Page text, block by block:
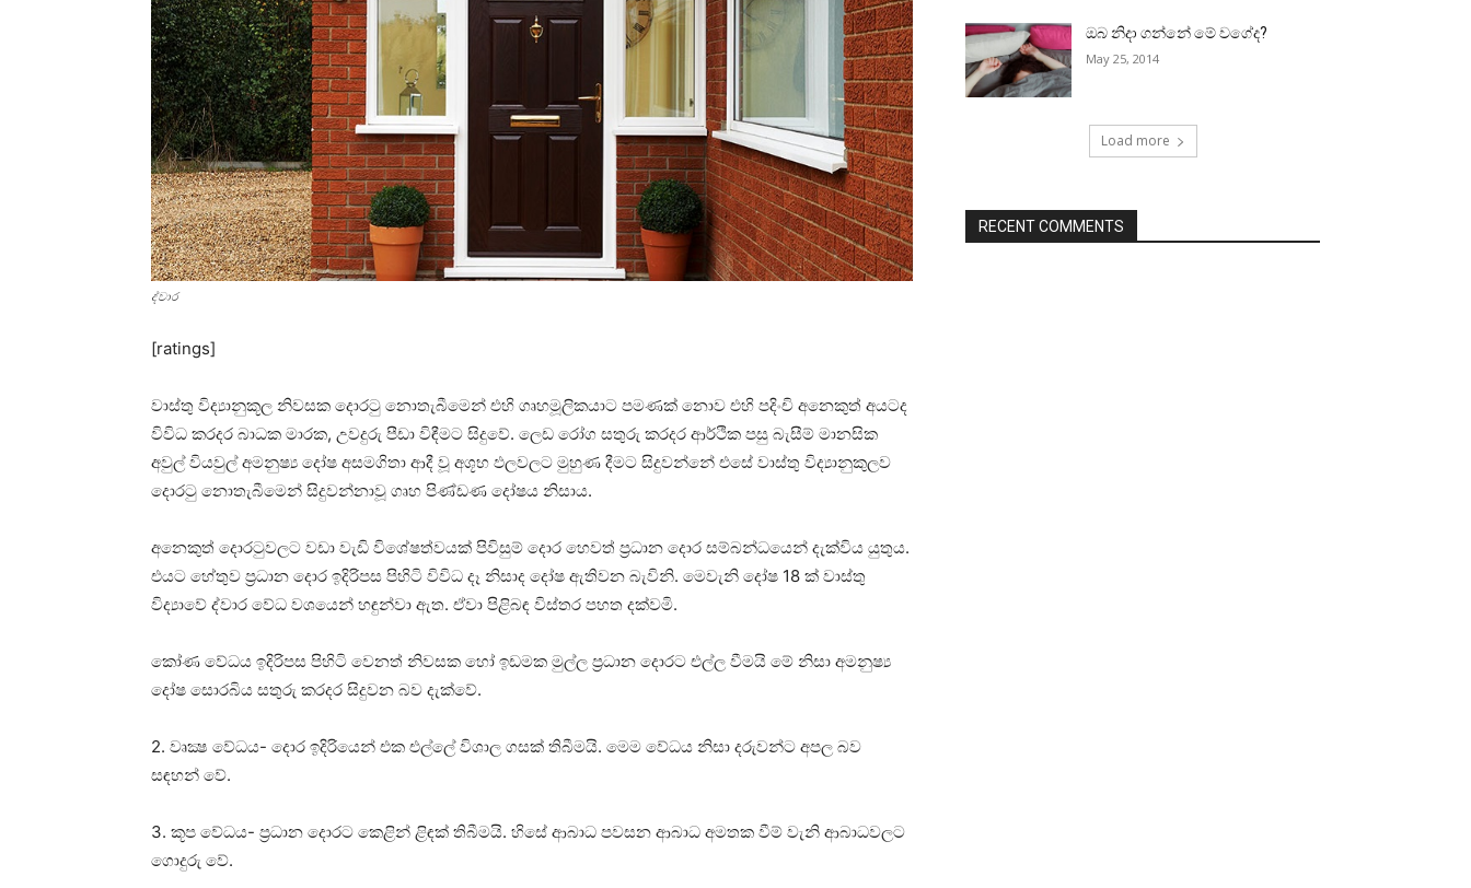
ද්වාර
[ratings]
වාස්‌තු විද්‍යානුකූල නිවසක දොරටු නොතැබීමෙන් එහි ගෘහමූලිකයාට පමණක්‌ නොව එහි පදිංචි අනෙකුත් අයටද
විවිධ කරදර බාධක මාරක, උවදුරු පීඩා විඳීමට සිදුවේ. ලෙඩ රෝග සතුරු කරදර ආර්ථික පසු බැසීම් මානසික
අවුල් වියවුල් අමනුෂ්‍ය දෝෂ අසමගිතා ආදී වූ අශූභ ඵලවලට මුහුණ දීමට සිදුවන්නේ එසේ වාස්‌තු විද්‍යානුකුලව
දොරටු නොතැබීමෙන් සිදුවන්නාවූ ගෘහ පිණ්‌ඩණ දෝෂය නිසාය.
අනෙකුත් දොරටුවලට වඩා වැඩි විශේෂත්වයක්‌ පිවිසුම් දොර හෙවත් ප්‍රධාන දොර සම්බන්ධයෙන් දැක්‌විය යුතුය.
එයට හේතුව ප්‍රධාන දොර ඉදිරිපස පිහිටි විවිධ දෑ නිසාද දෝෂ ඇතිවන බැවිනි. මෙවැනි දෝෂ 18 ක්‌ වාස්‌තු
විද්‍යාවේ ද්වාර වේධ වශයෙන් හඳුන්වා ඇත. ඒවා පිළිබඳ විස්‌තර පහත දක්‌වමි.
කෝණ වේධය ඉදිරිපස පිහිටි වෙනත් නිවසක හෝ ඉඩමක මුල්ල ප්‍රධාන දොරට එල්ල වීමයි මේ නිසා අමනුෂ්‍ය
දෝෂ සොරබිය සතුරු කරදර සිදුවන බව දැක්‌වේ.
2. වෘක්‍ෂ වේධය- දොර ඉදිරියෙන් එක එල්ලේ විශාල ගසක්‌ තිබීමයි. මෙම වේධය නිසා දරුවන්ට අපල බව
සඳහන් වේ.
3. කූප වේධය- ප්‍රධාන දොරට කෙළින් ළිඳක්‌ තිබීමයි. හිසේ ආබාධ පවසන ආබාධ අමතක වීම් වැනි ආබාධවලට
ගොදුරු වේ.
ඔබ නිදා ගන්නේ මේ වගේද?
May 25, 2014
Load more
RECENT COMMENTS